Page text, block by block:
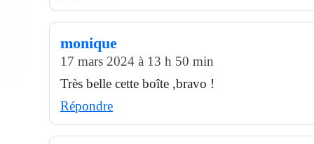
monique
17 mars 2024 à 13 h 50 min
Très belle cette boîte ,bravo !
Répondre